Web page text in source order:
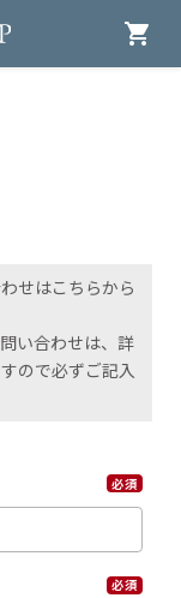
shopping_cart
せはこちらから
い合わせは、詳
ので必ずご記入
必須
必須